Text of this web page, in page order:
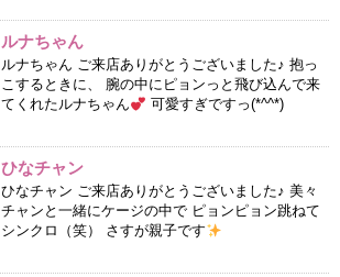
ルナちゃん
ルナちゃん ご来店ありがとうございました♪ 抱っ
こするときに、 腕の中にピョンっと飛び込んで来
てくれたルナちゃん
可愛すぎですっ(*^^*)
ひなチャン
ひなチャン ご来店ありがとうございました♪ 美々
チャンと一緒にケージの中で ピョンピョン跳ねて
シンクロ（笑） さすが親子です